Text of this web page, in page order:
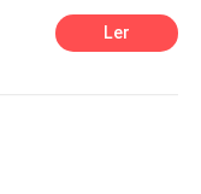
mudam quando
despertando em
Ler